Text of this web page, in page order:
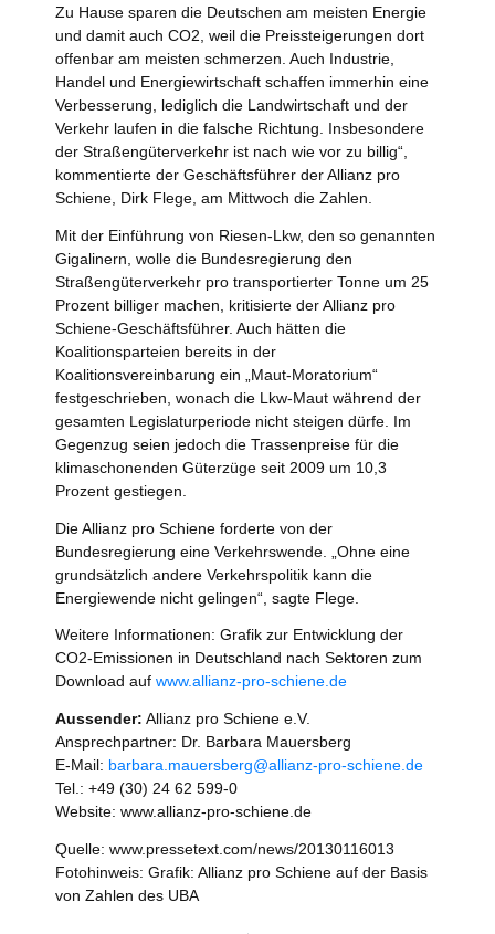
Zu Hause sparen die Deutschen am meisten Energie
und damit auch CO2, weil die Preissteigerungen dort
offenbar am meisten schmerzen. Auch Industrie,
Handel und Energiewirtschaft schaffen immerhin eine
Verbesserung, lediglich die Landwirtschaft und der
Verkehr laufen in die falsche Richtung. Insbesondere
der Straßengüterverkehr ist nach wie vor zu billig“,
kommentierte der Geschäftsführer der Allianz pro
Schiene, Dirk Flege, am Mittwoch die Zahlen.
Mit der Einführung von Riesen-Lkw, den so genannten
Gigalinern, wolle die Bundesregierung den
Straßengüterverkehr pro transportierter Tonne um 25
Prozent billiger machen, kritisierte der Allianz pro
Schiene-Geschäftsführer. Auch hätten die
Koalitionsparteien bereits in der
Koalitionsvereinbarung ein „Maut-Moratorium“
festgeschrieben, wonach die Lkw-Maut während der
gesamten Legislaturperiode nicht steigen dürfe. Im
Gegenzug seien jedoch die Trassenpreise für die
klimaschonenden Güterzüge seit 2009 um 10,3
Prozent gestiegen.
Die Allianz pro Schiene forderte von der
Bundesregierung eine Verkehrswende. „Ohne eine
grundsätzlich andere Verkehrspolitik kann die
Energiewende nicht gelingen“, sagte Flege.
Weitere Informationen: Grafik zur Entwicklung der
CO2-Emissionen in Deutschland nach Sektoren zum
Download auf www.allianz-pro-schiene.de
Aussender: Allianz pro Schiene e.V.
Ansprechpartner: Dr. Barbara Mauersberg
E-Mail: barbara.mauersberg@allianz-pro-schiene.de
Tel.: +49 (30) 24 62 599-0
Website: www.allianz-pro-schiene.de
Quelle: www.pressetext.com/news/20130116013
Fotohinweis: Grafik: Allianz pro Schiene auf der Basis
von Zahlen des UBA